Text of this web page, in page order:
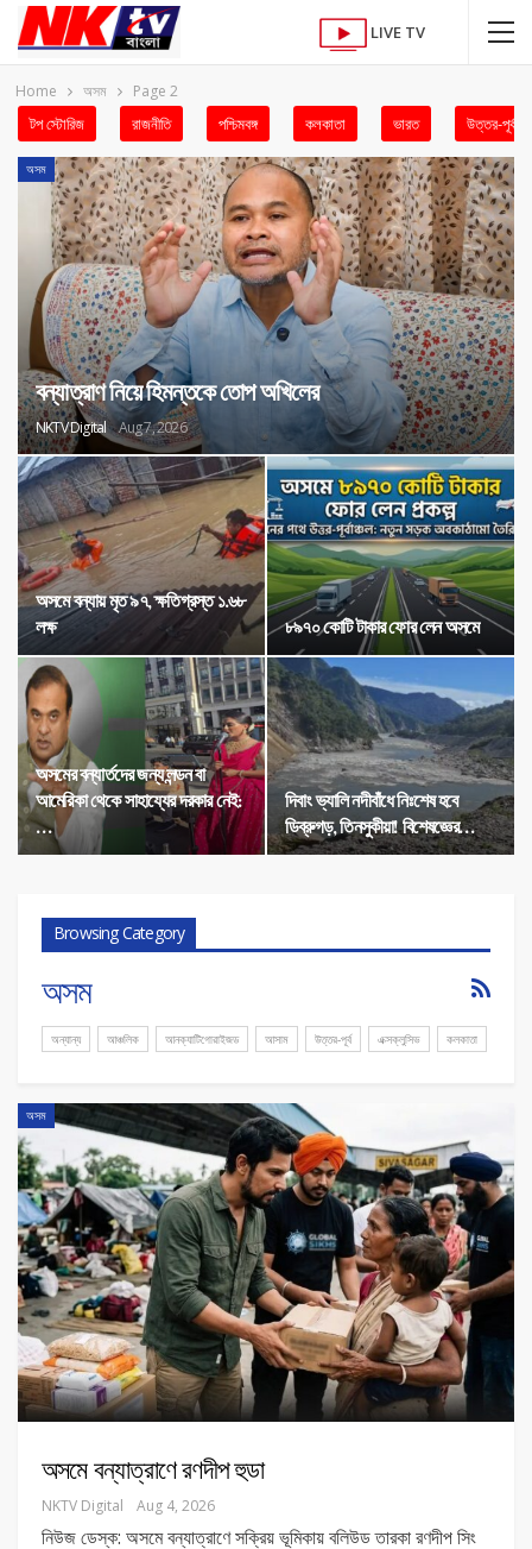
LIVE TV
Home অসম Page 2
টপ স্টোরিজ রাজনীতি পশ্চিমবঙ্গ কলকাতা ভারত উত্তর-পূর্ব
অসম
বন্যাত্রাণ নিয়ে হিমন্তকে তোপ অখিলের
NKTV Digital Aug 7, 2026
অসমে বন্যায় মৃত ৯৭, ক্ষতিগ্রস্ত ১.৬৮
লক্ষ
৮৯৭০ কোটি টাকার ফোর লেন অসমে
অসমের বন্যার্তদের জন্য লন্ডন বা
আমেরিকা থেকে সাহায্যের দরকার নেই:
…
দিবাং ভ্যালি নদীবাঁধে নিঃশেষ হবে
ডিব্রুগড়, তিনসুকীয়া! বিশেষজ্ঞের…
Browsing Category
অসম
অন্যান্য আঞ্চলিক আনক্যাটিগোরাইজড আসাম উত্তর-পূর্ব এক্সক্লুসিভ কলকাতা
অসম
অসমে বন্যাত্রাণে রণদীপ হুডা
NKTV Digital Aug 4, 2026
নিউজ ডেস্ক: অসমে বন্যাত্রাণে সক্রিয় ভূমিকায় বলিউড তারকা রণদীপ সিং